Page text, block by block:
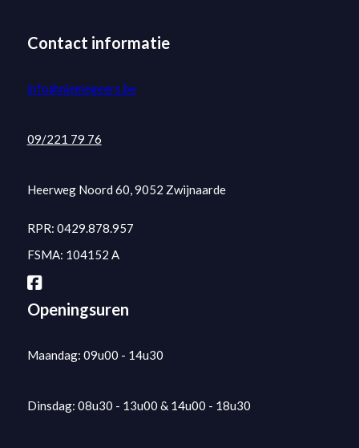
Contact informatie
info@niemegeers.be
09/221 79 76
Heerweg Noord 60, 9052 Zwijnaarde
RPR: 0429.878.957
FSMA: 104152 A
Openingsuren
Maandag: 09u00 - 14u30
Dinsdag: 08u30 - 13u00 & 14u00 - 18u30